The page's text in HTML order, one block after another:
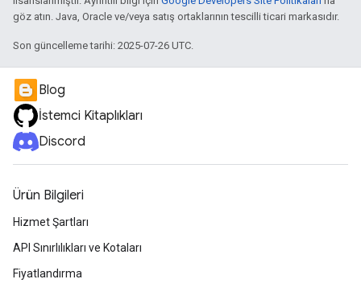
göz atın. Java, Oracle ve/veya satış ortaklarının tescilli ticari markasıdır.
Son güncelleme tarihi: 2025-07-26 UTC.
Blog
İstemci Kitaplıkları
Discord
Ürün Bilgileri
Hizmet Şartları
API Sınırlılıkları ve Kotaları
Fiyatlandırma